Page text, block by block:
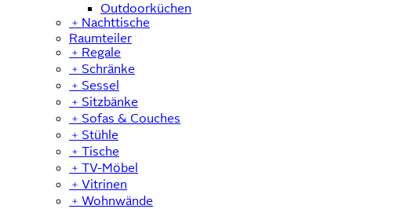
Outdoorküchen
﹢ Nachttische
Raumteiler
﹢ Regale
﹢ Schränke
﹢ Sessel
﹢ Sitzbänke
﹢ Sofas & Couches
﹢ Stühle
﹢ Tische
﹢ TV-Möbel
﹢ Vitrinen
﹢ Wohnwände